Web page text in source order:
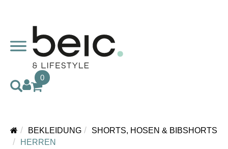
0
BEKLEIDUNG
SHORTS, HOSEN & BIBSHORTS
HERREN